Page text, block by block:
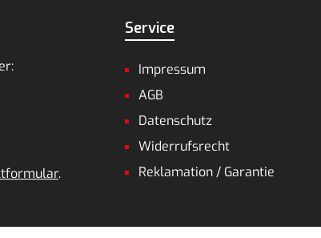
.
Service
Impressum
AGB
Datenschutz
Widerrufsrecht
Reklamation / Garantie